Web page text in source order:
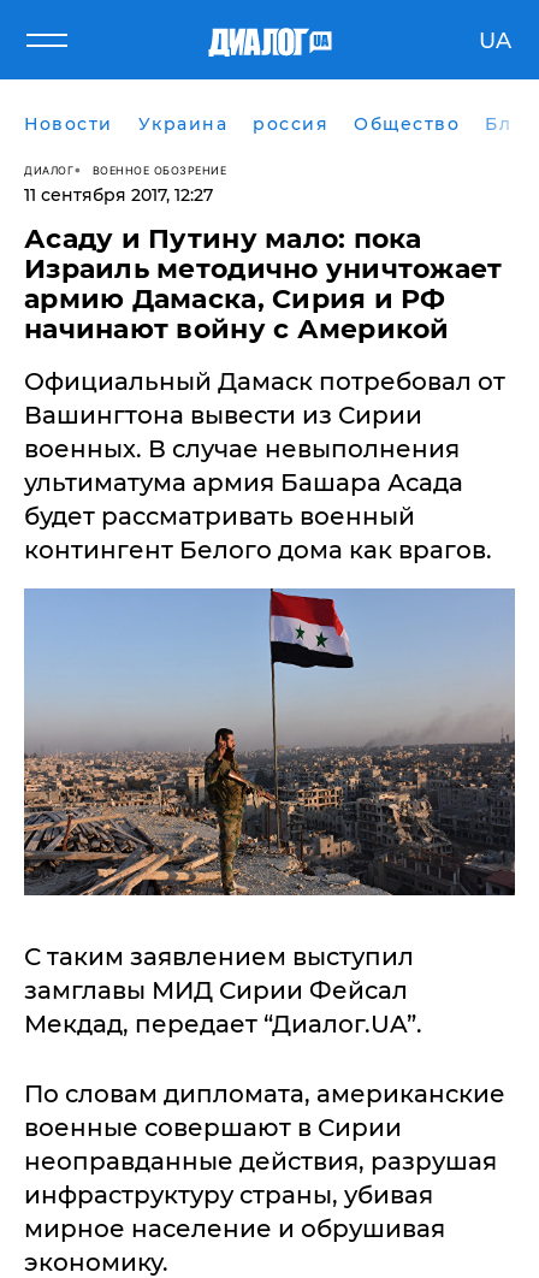
UA
Новости Украина россия Общество
ДИАЛОГ ВОЕННОЕ ОБОЗРЕНИЕ
11 сентября 2017, 12:27
Асаду и Путину мало: пока
Израиль методично уничтожает
армию Дамаска, Сирия и РФ
начинают войну с Америкой
Официальный Дамаск потребовал от
Вашингтона вывести из Сирии
военных. В случае невыполнения
ультиматума армия Башара Асада
будет рассматривать военный
контингент Белого дома как врагов.
С таким заявлением выступил
замглавы МИД Сирии Фейсал
Мекдад, передает “Диалог.UA”.
По словам дипломата, американские
военные совершают в Сирии
неоправданные действия, разрушая
инфраструктуру страны, убивая
мирное население и обрушивая
экономику.